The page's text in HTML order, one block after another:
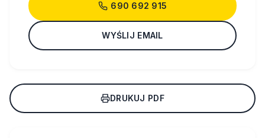
690 692 915
WYŚLIJ EMAIL
DRUKUJ PDF